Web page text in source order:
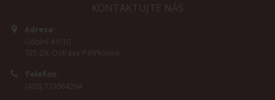
KONTAKTUJTE NÁS
Adresa:
Údolní 41/10
725 29, Ostrava-Petřkovice
Telefon:
(420) 773064204